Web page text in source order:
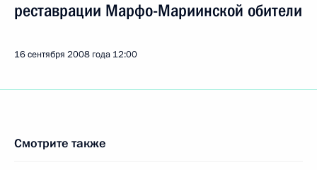
реставрации Марфо-Мариинской обители
16 сентября 2008 года 12:00
Смотрите также